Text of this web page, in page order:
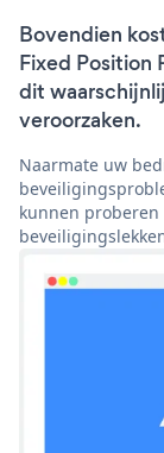
Bovendien
Fixed Position
dit
veroorzaken.
Naarmate uw
kunnen proberen